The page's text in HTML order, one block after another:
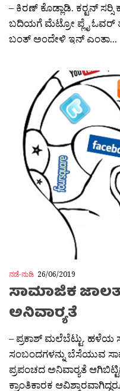
– ಕಿರಣ್ ಕೊಡ್ಲಾಡಿ. ಕರ‍್ಟನ್ ಸರ‍್ಸಿ
ಬದಿಯಗೆ ಮೆಟ್ರೋ ಪ್ಲೈ ಓವರ್
ಬಂತ್ ಅಂದೇಳಿ ಇನ್ ಎಂತಾ...
ನಡೆ-ನುಡಿ 26/06/2019
ಸಾಮಾಜಿಕ
ಅನಿವಾರ‍್ಯತೆ
– ಪ್ರಕಾಶ್ ಮಲೆಬೆಟ್ಟು. ಹಳೆಯ
ಸಂಬಂದಗಳನ್ನು ಬೆಸೆಯುವ
ಪ್ರಪಂಚದ ಅನಿವಾರ‍್ಯತೆ
ಕ್ರಾಂತಿಕಾರಕ